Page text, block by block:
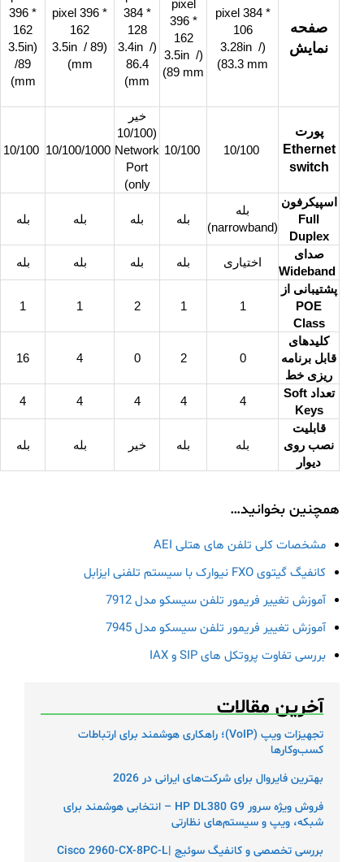
آخرین مقالات
تجهیزات ویپ (VoIP)؛ راهکاری هوشمند برای ارتباطات
کسب‌وکارها
بهترین فایروال برای شرکت‌های ایرانی در 2026
فروش ویژه سرور HP DL380 G9 – انتخابی هوشمند برای
شبکه، ویپ و سیستم‌های نظارتی
بررسی تخصصی و کانفیگ سوئیچ |Cisco 2960-CX-8PC-L
صفحه
نمایش
pixel 384 *
106
(3.28in /
83.3 mm)
pixel
396 *
162
(3.5in /
89 mm)
384 *
128
(3.4in /
86.4
mm)
pixel 396 *
162
(3.5in / 89
mm)
396 *
162
(3.5in
/89
mm)
پورت
Ethernet
switch
10/100
10/100
خیر
(10/100
Network
Port
only)
اسپیکرفون
Full
Duplex
بله
(narrowband)
بله بله بله بله
صدای
اختیاری بله بله بله
بله
پشتیبانی از
POE
Class
1
1
2
1
1
کلیدهای
قابل برنامه‌
ریزی خط
0
2
0
4
16
تعداد Soft
Keys
4
4
4
4
4
قابلیت
نصب روی
دیوار
بله بله خیر بله بله
همچنین بخوانید…
مشخصات کلی تلفن های هتلی AEI
کانفیگ گیتوی FXO نیوارک با سیستم تلفنی ایزابل
آموزش تغییر فریمور تلفن‌ سیسکو مدل 7912
آموزش تغییر فریمور تلفن‌ سیسکو مدل 7945
بررسی تفاوت پروتکل های SIP و IAX